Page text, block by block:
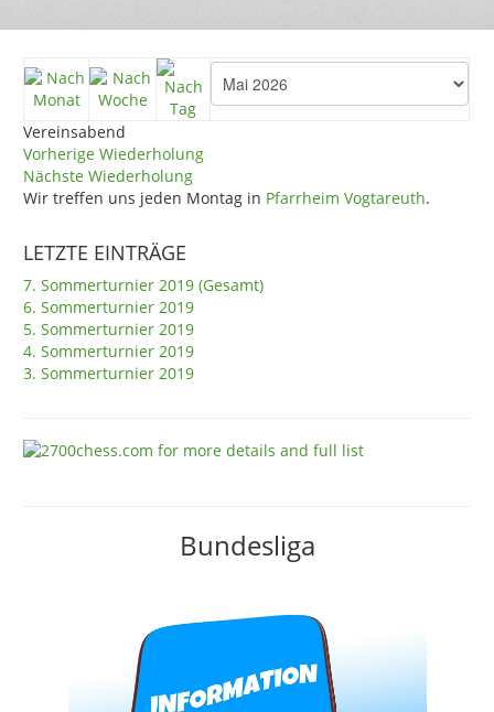
Vereinsabend
Vorherige Wiederholung
Nächste Wiederholung
Wir treffen uns jeden Montag in Pfarrheim Vogtareuth.
LETZTE EINTRÄGE
7. Sommerturnier 2019 (Gesamt)
6. Sommerturnier 2019
5. Sommerturnier 2019
4. Sommerturnier 2019
3. Sommerturnier 2019
Bundesliga